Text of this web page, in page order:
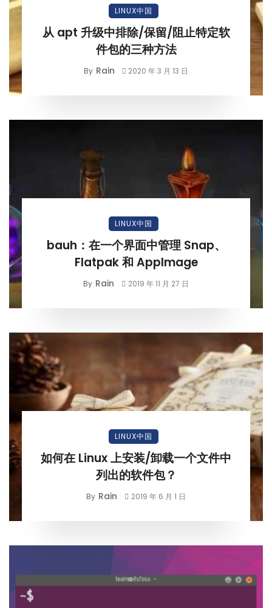
LINUX中国
从 apt 升级中排除/保留/阻止特定软
件包的三种方法
By Rain 2020 年 3 月 13 日
LINUX中国
bauh：在一个界面中管理 Snap、
Flatpak 和 AppImage
By Rain 2019 年 11 月 27 日
LINUX中国
如何在 Linux 上安装/卸载一个文件中
列出的软件包？
By Rain 2019 年 6 月 1 日